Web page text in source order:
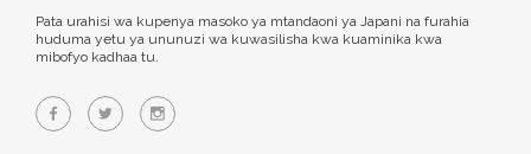
Pata urahisi wa kupenya masoko ya mtandaoni ya Japani na furahia
huduma yetu ya ununuzi wa kuwasilisha kwa kuaminika kwa
mibofyo kadhaa tu.